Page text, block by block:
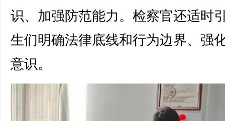
识、加强防范能力。检察官还适时
生们明确法律底线和行为边界、强
意识。